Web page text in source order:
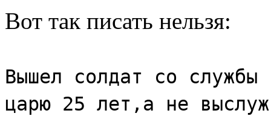
Вот так писать нельзя:
Вышел солдат со
царю 25 лет,а не